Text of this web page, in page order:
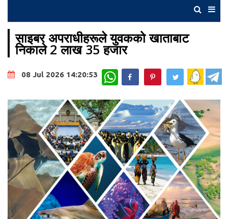
साइबर अपराधीहरूले युवकको खाताबाट
निकाले 2 लाख 35 हजार
08 Jul 2026 14:20:53 WhatsApp